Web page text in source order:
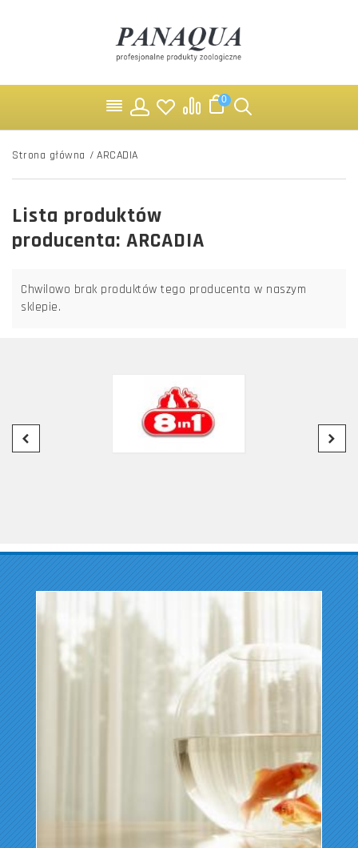
0
Strona główna / ARCADIA
Lista produktów
producenta: ARCADIA
Chwilowo brak produktów tego producenta w naszym
sklepie.